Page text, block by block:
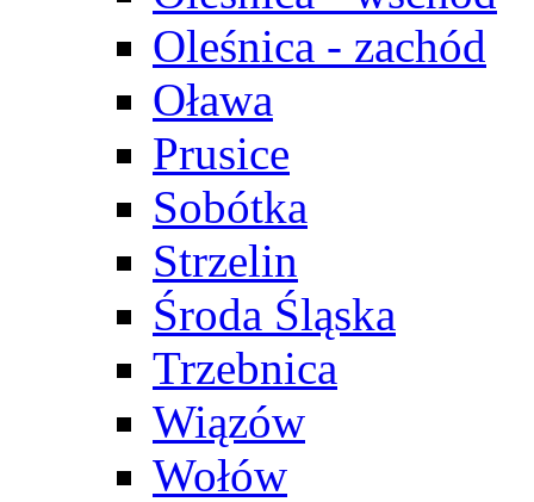
Oleśnica - zachód
Oława
Prusice
Sobótka
Strzelin
Środa Śląska
Trzebnica
Wiązów
Wołów